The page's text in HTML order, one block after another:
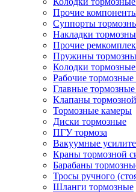
Прочие
Суппорты
Накладки
Прочие
Пружины
Колодки
Рабочие
Главные
Клапаны
Тормозные камеры
Диски тормозные
ПГУ тормоза
Вакуумные
Краны тормозной
Барабаны
Тросы ручного
Шланги тормозные